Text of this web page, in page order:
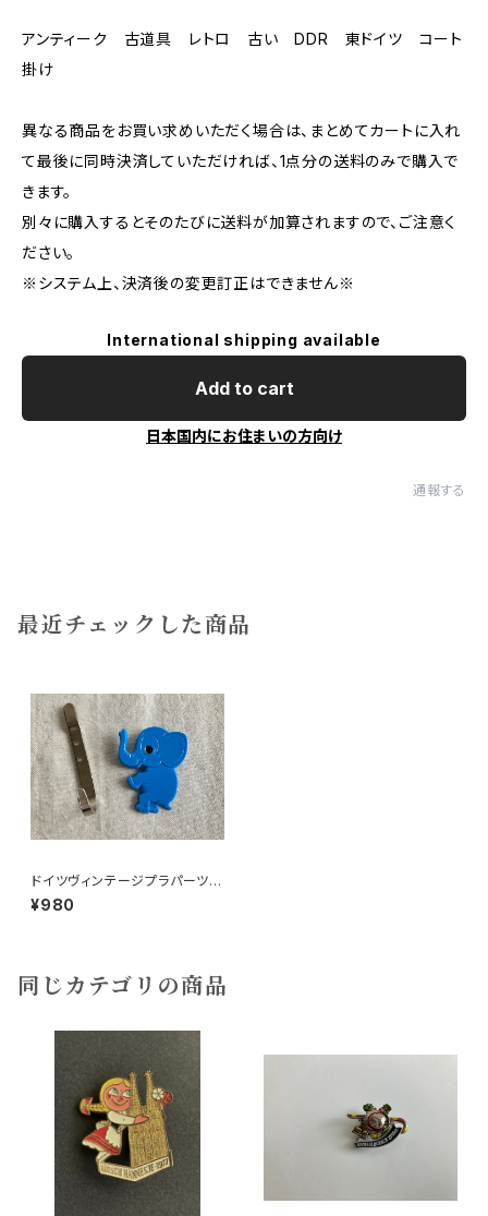
アンティーク 古道具 レトロ 古い DDR 東ドイツ コート
掛け
異なる商品をお買い求めいただく場合は、まとめてカートに入れ
て最後に同時決済していただければ、1点分の送料のみで購入で
きます。
別々に購入するとそのたびに送料が加算されますので、ご注意く
ださい。
※システム上、決済後の変更訂正はできません※
International shipping available
Add to cart
日本国内にお住まいの方向け
通報する
最近チェックした商品
ドイツヴィンテージプラパーツゾ
ウさん青54
¥980
同じカテゴリの商品